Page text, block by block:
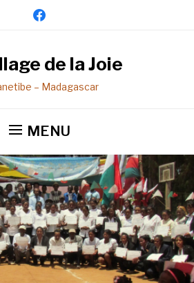
facebook
de la Joie
– Madagascar
MENU